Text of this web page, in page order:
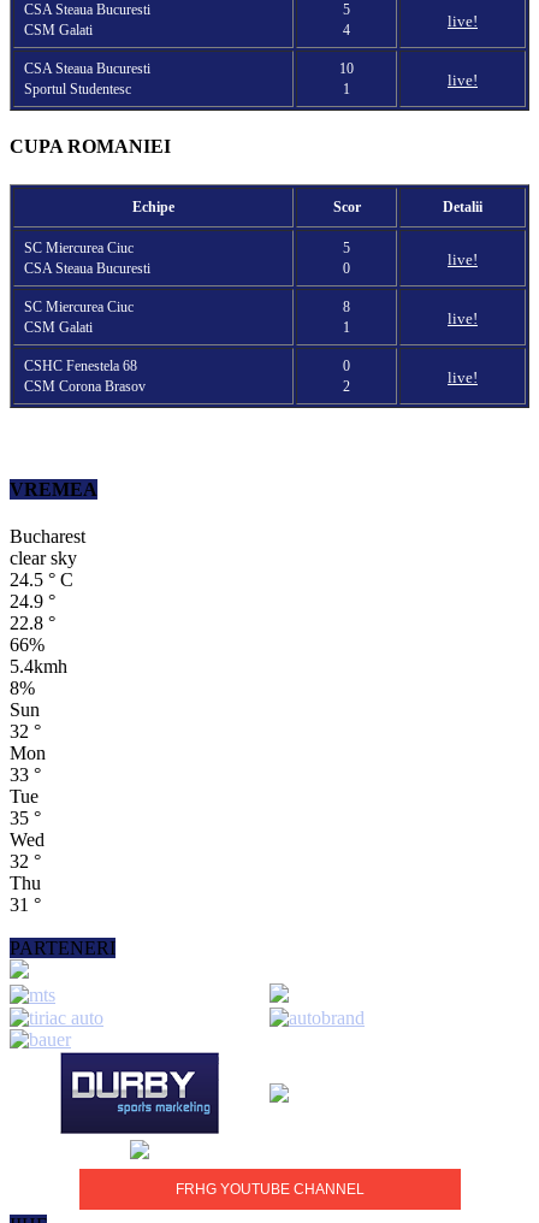
CSA Steaua Bucuresti
CSM Galati
5
4
live!
CSA Steaua Bucuresti
Sportul Studentesc
10
1
live!
CUPA ROMANIEI
Echipe Scor Detalii
SC Miercurea Ciuc
CSA Steaua Bucuresti
5
0
live!
SC Miercurea Ciuc
CSM Galati
8
1
live!
CSHC Fenestela 68
CSM Corona Brasov
0
2
live!
VREMEA
Bucharest
clear sky
24.5 ° C
24.9 °
22.8 °
66%
5.4kmh
8%
Sun
32 °
Mon
33 °
Tue
35 °
Wed
32 °
Thu
31 °
PARTENERI
FRHG YOUTUBE CHANNEL